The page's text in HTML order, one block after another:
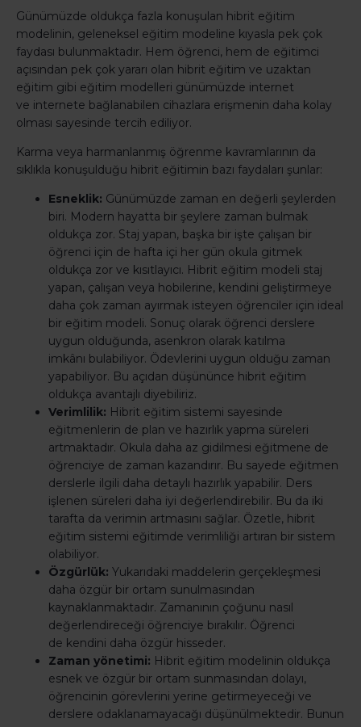
Günümüzde oldukça fazla konuşulan hibrit eğitim
modelinin, geleneksel eğitim modeline kıyasla pek çok
faydası bulunmaktadır. Hem öğrenci, hem de eğitimci
açısından pek çok yararı olan hibrit eğitim ve uzaktan
eğitim gibi eğitim modelleri günümüzde internet
ve internete bağlanabilen cihazlara erişmenin daha kolay
olması sayesinde tercih ediliyor.
Karma veya harmanlanmış öğrenme kavramlarının da
sıklıkla konuşulduğu hibrit eğitimin bazı faydaları şunlar:
Esneklik: Günümüzde zaman en değerli şeylerden
biri. Modern hayatta bir şeylere zaman bulmak
oldukça zor. Staj yapan, başka bir işte çalışan bir
öğrenci için de hafta içi her gün okula gitmek
oldukça zor ve kısıtlayıcı. Hibrit eğitim modeli staj
yapan, çalışan veya hobilerine, kendini geliştirmeye
daha çok zaman ayırmak isteyen öğrenciler için ideal
bir eğitim modeli. Sonuç olarak öğrenci derslere
uygun olduğunda, asenkron olarak katılma
imkânı bulabiliyor. Ödevlerini uygun olduğu zaman
yapabiliyor. Bu açıdan düşününce hibrit eğitim
oldukça avantajlı diyebiliriz.
Verimlilik: Hibrit eğitim sistemi sayesinde
eğitmenlerin de plan ve hazırlık yapma süreleri
artmaktadır. Okula daha az gidilmesi eğitmene de
öğrenciye de zaman kazandırır. Bu sayede eğitmen
derslerle ilgili daha detaylı hazırlık yapabilir. Ders
işlenen süreleri daha iyi değerlendirebilir. Bu da iki
tarafta da verimin artmasını sağlar. Özetle, hibrit
eğitim sistemi eğitimde verimliliği artıran bir sistem
olabiliyor.
Özgürlük: Yukarıdaki maddelerin gerçekleşmesi
daha özgür bir ortam sunulmasından
kaynaklanmaktadır. Zamanının çoğunu nasıl
değerlendireceği öğrenciye bırakılır. Öğrenci
de kendini daha özgür hisseder.
Zaman yönetimi: Hibrit eğitim modelinin oldukça
esnek ve özgür bir ortam sunmasından dolayı,
öğrencinin görevlerini yerine getirmeyeceği ve
derslere odaklanamayacağı düşünülmektedir. Bunun